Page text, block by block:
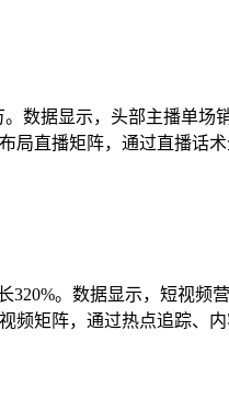
数据显示，头部主播单
直播矩阵，通过直播话
。数据显示，短视
矩阵，通过热点追踪、